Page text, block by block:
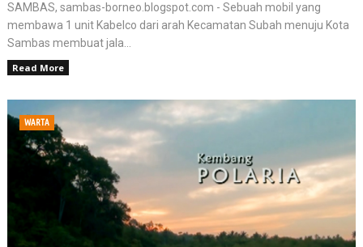
SAMBAS, sambas-borneo.blogspot.com - Sebuah mobil yang
membawa 1 unit Kabelco dari arah Kecamatan Subah menuju Kota
Sambas membuat jala...
Read More
WARTA